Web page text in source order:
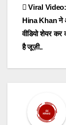
Post
Viral Video:
Hina Khan ने
वीडियो शेयर कर
है जूज़ी..